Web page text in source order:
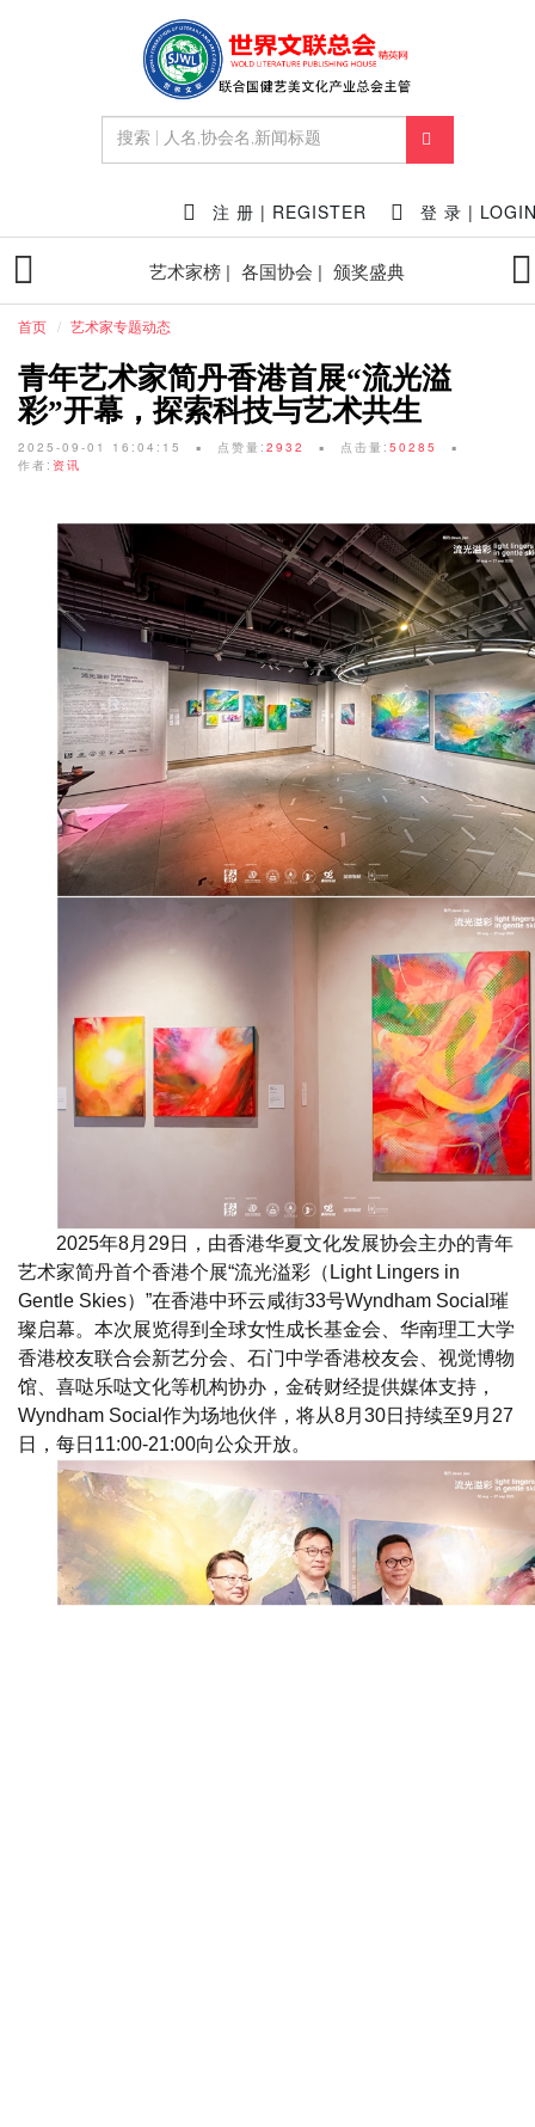
注 册 | REGISTER 登 录 |
艺术家榜 | 各国协会 | 颁奖盛典
首页 艺术家专题动态
青年艺术家简丹香港首展“流光溢
彩”开幕，探索科技与艺术共生
2025-09-01 16:04:15 点赞量: 2932 点击量: 50285
作者: 资讯
2025年8月29日，由香港华夏文化发展协会主办的青年
艺术家简丹首个香港个展“流光溢彩（Light Lingers in
Gentle Skies）”在香港中环云咸街33号Wyndham Social璀
璨启幕。本次展览得到全球女性成长基金会、华南理工大学
香港校友联合会新艺分会、石门中学香港校友会、视觉博物
馆、喜哒乐哒文化等机构协办，金砖财经提供媒体支持，
Wyndham Social作为场地伙伴，将从8月30日持续至9月27
日，每日11:00-21:00向公众开放。